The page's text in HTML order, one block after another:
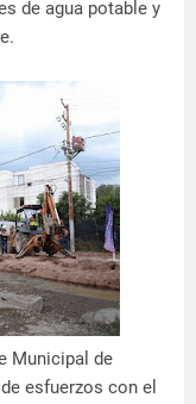
de agua potable y
Municipal de
esfuerzos con el